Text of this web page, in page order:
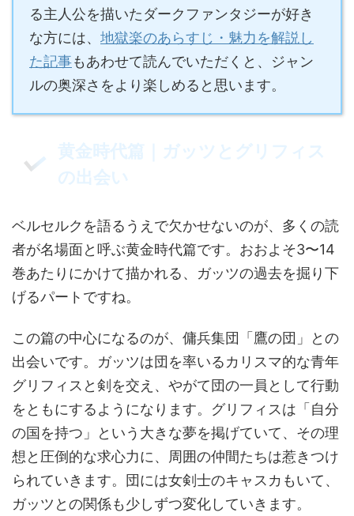
る主人公を描いたダークファンタジーが好き
な方には、 地獄楽のあらすじ・魅力を解説し
た記事もあわせて読んでいただくと、ジャン
ルの奥深さをより楽しめると思います。
黄金時代篇｜ガッツとグリフィス
の出会い
ベルセルクを語るうえで欠かせないのが、多くの読
者が名場面と呼ぶ黄金時代篇です。おおよそ3〜14
巻あたりにかけて描かれる、ガッツの過去を掘り下
げるパートですね。
この篇の中心になるのが、傭兵集団「鷹の団」との
出会いです。ガッツは団を率いるカリスマ的な青年
グリフィスと剣を交え、やがて団の一員として行動
をともにするようになります。グリフィスは「自分
の国を持つ」という大きな夢を掲げていて、その理
想と圧倒的な求心力に、周囲の仲間たちは惹きつけ
られていきます。団には女剣士のキャスカもいて、
ガッツとの関係も少しずつ変化していきます。